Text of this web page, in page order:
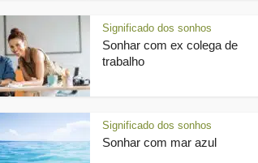
Significado dos sonhos
Sonhar com ex colega de
trabalho
Significado dos sonhos
Sonhar com mar azul